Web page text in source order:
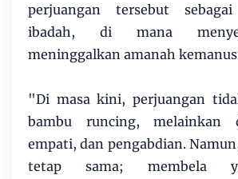
perjuangan tersebut
ibadah, di mana
meninggalkan amanah
"Di masa kini, perjuangan
bambu runcing, melainkan
empati, dan pengabdian.
tetap sama; membela